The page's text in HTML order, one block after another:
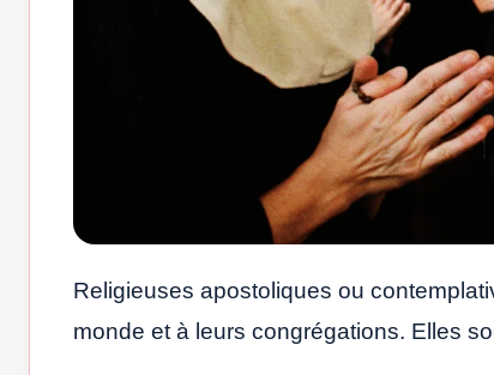
Religieuses apostoliques ou
monde et à leurs congrégations. Elles